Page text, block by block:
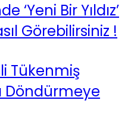
‘Yeni Bir Yıldız’
Görebilirsiniz !
Tükenmiş
Döndürmeye